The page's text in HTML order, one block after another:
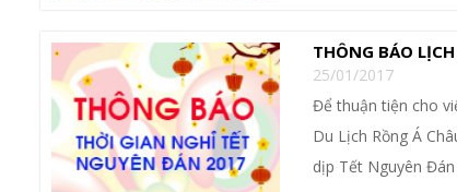
THÔNG BÁO
25/01/2017
Để thuận tiện cho
Du Lịch Rồng Á
dịp Tết Nguyên